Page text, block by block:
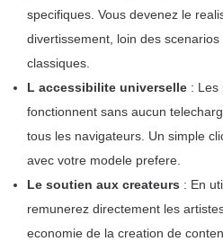
specifiques. Vous devenez le
divertissement, loin des
classiques.
L accessibilite universelle : Les
fonctionnent sans aucun
tous les navigateurs. Un simple
avec votre modele prefere.
Le soutien aux createurs : En
remunerez directement les
economie de la creation de